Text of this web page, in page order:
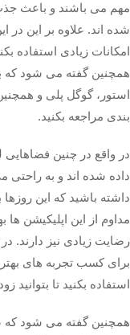
مهم می باشند و باعث
شده اند. علاوه بر این در
امکانات زیادی استفاده
همچنین گفته می شود که
استور، گوگل پلی و
بندی مراجعه بکنید.
در واقع در چنین فضاهایی
داده شده اند و به راحتی
داشته باشید که این
مداوم از این اپلیکیشن
رضایت زیادی نیز دارند.
برای کسب تجربه های بهتر
استفاده بکنید تا بتوانید
همچنین گفته می شود